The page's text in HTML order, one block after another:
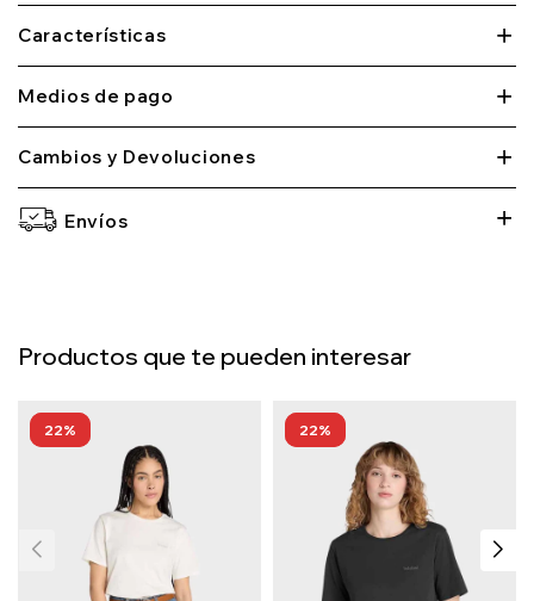
Características
Medios de pago
Cambios y Devoluciones
Envíos
Productos que te pueden interesar
22 22